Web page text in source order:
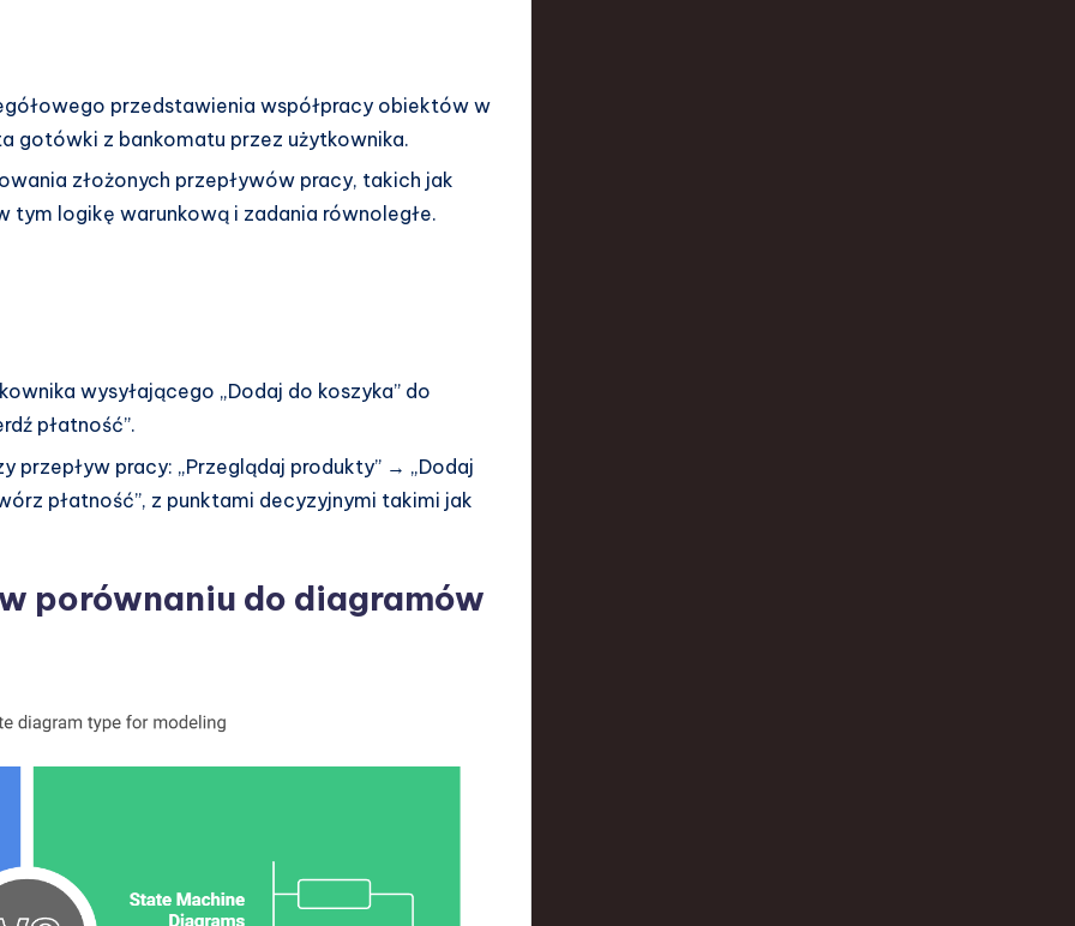
przedstawienia współpracy obiektów w
gotówki z bankomatu przez użytkownika.
złożonych przepływów pracy, takich jak
tym logikę warunkową i zadania równoległe.
wysyłającego „Dodaj do koszyka” do
płatność”.
przepływ pracy: „Przeglądaj produkty” → „Dodaj
płatność”, z punktami decyzyjnymi takimi jak
porównaniu do diagramów